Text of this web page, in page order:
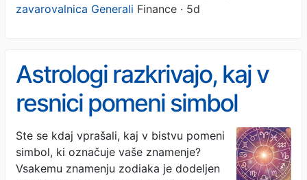
zavarovalnica Generali Finance · 5d
Astrologi razkrivajo, kaj v
resnici pomeni simbol
vašega horoskopskega
znamenja (in kako je
Ste se kdaj vprašali, kaj v bistvu pomeni
simbol, ki označuje vaše znamenje?
Vsakemu znamenju zodiaka je dodeljen